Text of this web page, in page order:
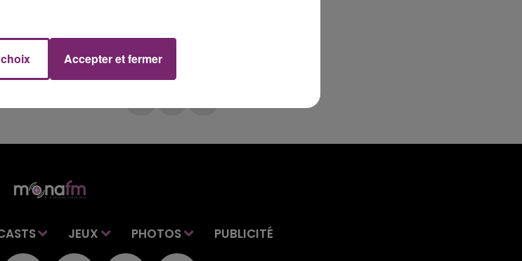
des produits et des services
JEUX PHOTOS PUBLICITÉ
Accepter et fermer